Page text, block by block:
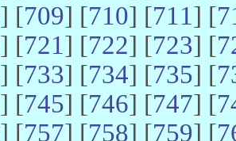
] [709] [710] [711] [
] [721] [722] [723] [
] [733] [734] [735] [
] [745] [746] [747] [
] [757] [758] [759] [